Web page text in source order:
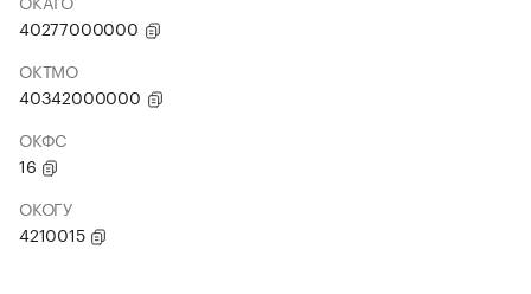
40277000000
ОКТМО
40342000000
ОКФС
16
ОКОГУ
4210015